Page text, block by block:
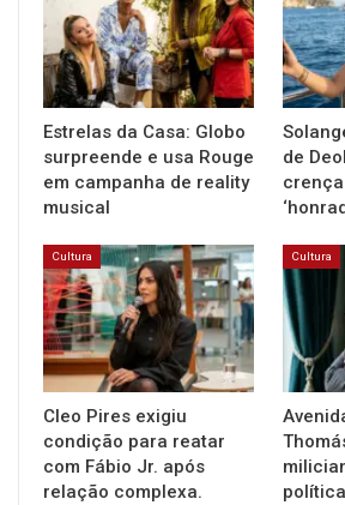
Estrelas da Casa: Globo
surpreende e usa Rouge
em campanha de reality
musical
de
Cultura
Cleo Pires exigiu
condição para reatar
com Fábio Jr. após
relação complexa.
Cultura